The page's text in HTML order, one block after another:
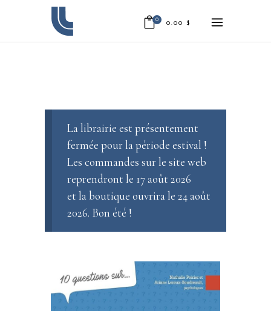
0 0.00 $
La librairie est présentement
fermée pour la période estival !
Les commandes sur le site web
reprendront le 17 août 2026
et la boutique ouvrira le 24 août
2026. Bon été !